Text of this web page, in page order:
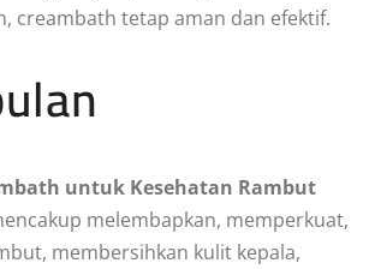
creambath tetap aman dan efektif.
untuk Kesehatan Rambut
melembapkan, memperkuat,
membersihkan kulit kepala,